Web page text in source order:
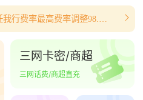
三网卡密/商超
三网话费/商超直充